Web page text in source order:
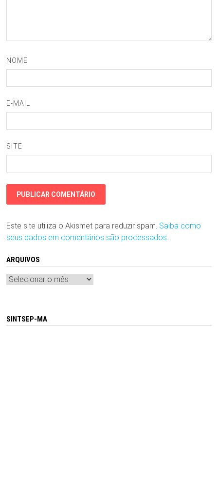
NOME
E-MAIL
SITE
Este site utiliza o Akismet para reduzir spam. Saiba como
seus dados em comentários são processados.
ARQUIVOS
Arquivos
SINTSEP-MA